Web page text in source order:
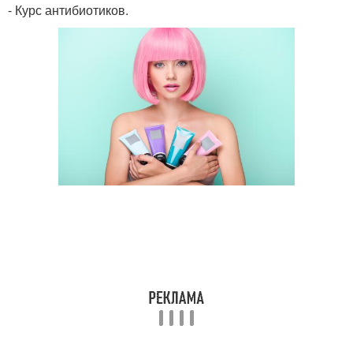
- Курс антибиотиков.